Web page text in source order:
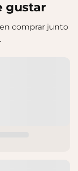
gustar
comprar junto